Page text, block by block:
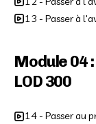
13 - Passer à
Module 04
LOD 300
14 - Passer au